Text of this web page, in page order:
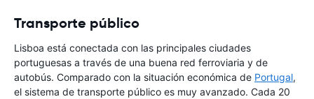
Transporte público
Lisboa está conectada con las principales ciudades
portuguesas a través de una buena red ferroviaria y de
autobús. Comparado con la situación económica de Portugal,
el sistema de transporte público es muy avanzado. Cada 20